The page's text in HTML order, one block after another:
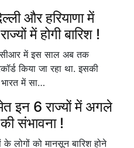
और हरियाणा में
में होगी बारिश !
में इस साल अब तक
किया जा रहा था. इसकी
में सा…
इन 6 राज्यों में अगले
संभावना !
लोगों को मानसून बारिश होने